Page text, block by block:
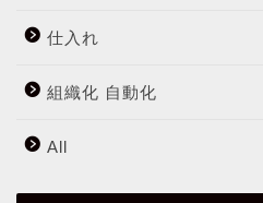
仕入れ
組織化 自動化
All